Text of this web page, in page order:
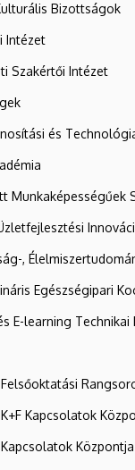
Bizottságok
Intézet
Szakértői Intézet
és
Munkaképességűek
,
Egészségipari
E-learning Technikai
Kapcsolatok
Központja